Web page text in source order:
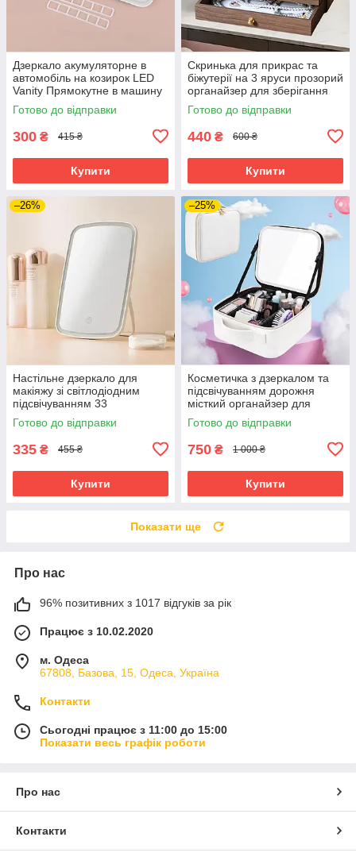
Дзеркало акумуляторне в
автомобіль на козирок LED
Vanity Прямокутне в машину
З підсвічуванням для макіяжу
Готово до відправки
300 ₴ 415 ₴
Купити
Скринька для прикрас та
біжутерії на 3 яруси прозорий
органайзер для зберігання
ювелірних виробів
Готово до відправки
440 ₴ 600 ₴
Купити
–26%
Настільне дзеркало для
макіяжу зі світлодіодним
підсвічуванням 33
світлодіоди LED Mirror
акумуляторне дзеркальце
Готово до відправки
335 ₴ 455 ₴
Купити
–25%
Косметичка з дзеркалом та
підсвічуванням дорожня
місткий органайзер для
косметики портативний
Готово до відправки
750 ₴ 1 000 ₴
Купити
Показати ще
Про нас
96% позитивних з 1017 відгуків за рік
Працює з 10.02.2020
м. Одеса
67808, Базова, 15, Одеса, Україна
Контакти
Сьогодні працює з 11:00 до 15:00
Показати весь графік роботи
Про нас
Контакти